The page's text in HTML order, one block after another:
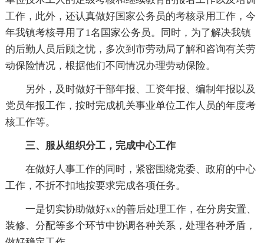
工作，此外，还认真做好国家公务员的考核录用工作，今
年我镇考核寻用了1名国家公务员。同时，为了解决我镇
的后勤人员后顾之忧，多次到市劳动局了解和咨询有关劳
动保险情况，根据他们不同情况办理劳动保险。
另外，及时做好干部年报、工资年报、编制年报以及
党员年报工作，按时完成机关事业单位工作人员的年度考
核工作等。
三、服从组织分工，完成中心工作
在做好人事工作的同时，紧密围绕党委、政府的中心
工作，不折不扣地按要求完成各项任务。
一是切实协助做好xx的善后处理工作，在分房安置、
装修、分配等多个环节中协调各种关系，处理各种矛盾，